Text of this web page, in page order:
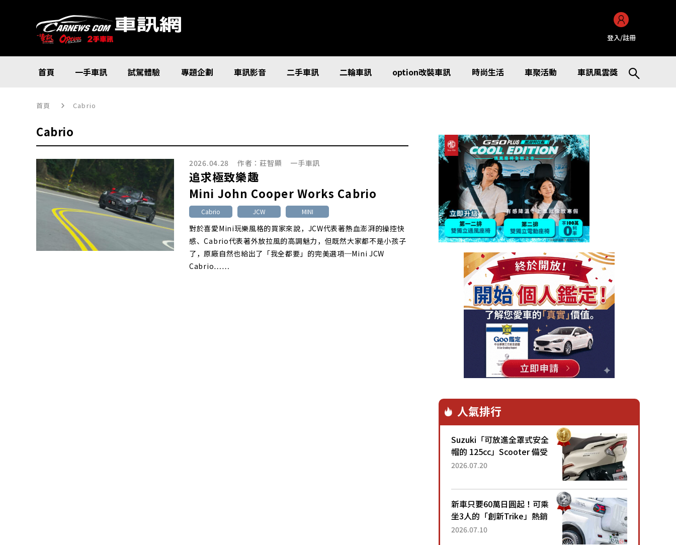
登入/註冊
首頁 一手車訊 試駕體驗 專題企劃 車訊影音 二手車訊 二輪車訊 option改裝車訊 時尚生活 車聚活動 車訊風雲獎
首頁 Cabrio
Cabrio
2026.04.28 作者：莊智顯 一手車訊
追求極致樂趣
Mini John Cooper Works Cabrio
Cabrio JCW MINI
對於喜愛Mini玩樂風格的買家來說，JCW代表著熱血澎湃的操控快
感、Cabrio代表著外放拉風的高調魅力，但既然大家都不是小孩子
了，原廠自然也給出了「我全都要」的完美選項─Mini JCW
Cabrio……
人氣排行
Suzuki「可放進全罩式安全
帽的 125cc」Scooter 備受
矚目！採用全新流線設計與
已陸續開始出口的新款
「B...
2026.07.20
新車只要60萬日圓起！可乘
坐3人的「創新Trike」熱銷
大賣成為人氣車款！「養車
2026.07.10